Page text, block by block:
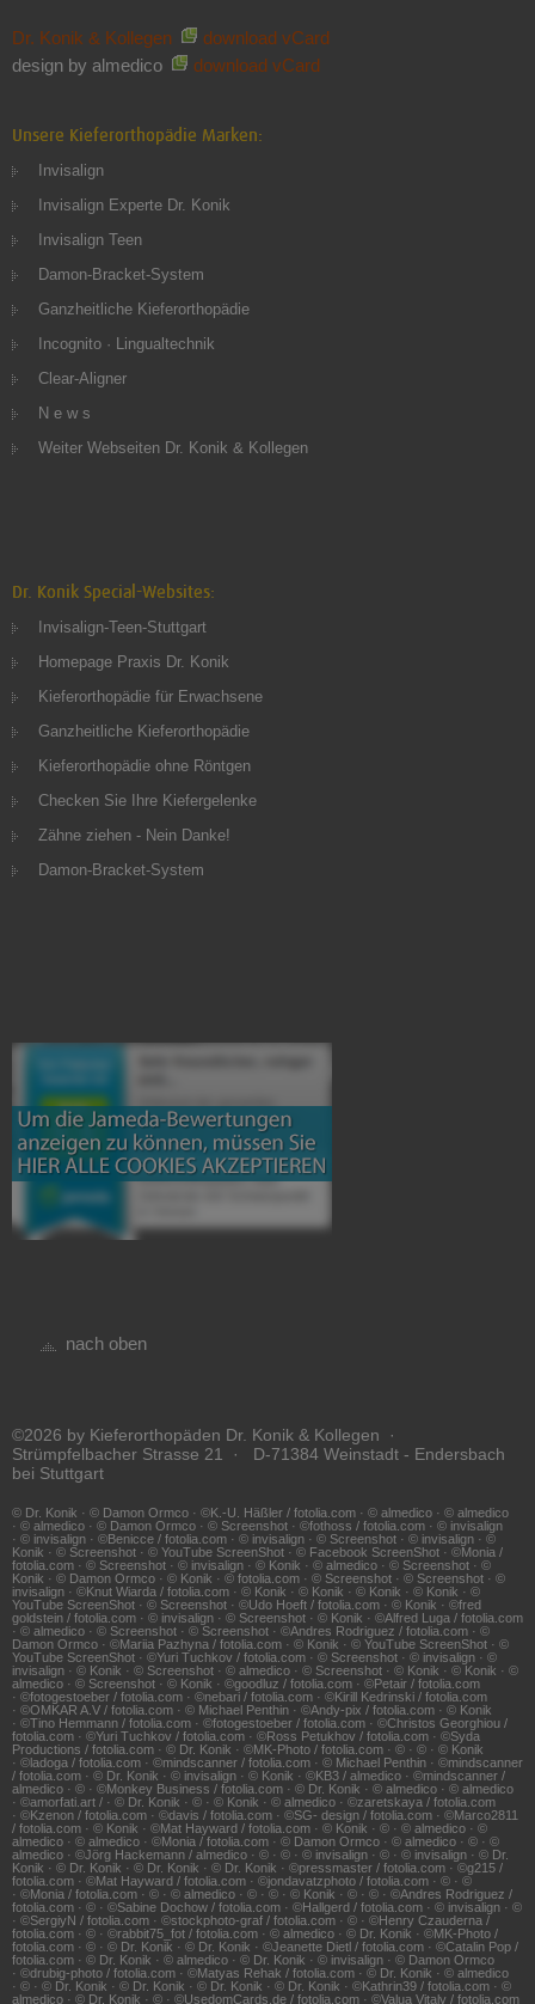
Dr. Konik & Kollegen
download vCard
design by almedico
download vCard
Unsere Kieferorthopädie Marken:
Invisalign
Invisalign Experte Dr. Konik
Invisalign Teen
Damon-Bracket-System
Ganzheitliche Kieferorthopädie
Incognito · Lingualtechnik
Clear-Aligner
N e w s
Weiter Webseiten Dr. Konik & Kollegen
Dr. Konik Special-Websites:
Invisalign-Teen-Stuttgart
Homepage Praxis Dr. Konik
Kieferorthopädie für Erwachsene
Ganzheitliche Kieferorthopädie
Kieferorthopädie ohne Röntgen
Checken Sie Ihre Kiefergelenke
Zähne ziehen - Nein Danke!
Damon-Bracket-System
nach oben
©2026 by Kieferorthopäden Dr. Konik & Kollegen ·
Strümpfelbacher Strasse 21 · D-71384 Weinstadt - Endersbach
bei Stuttgart
© Dr. Konik · © Damon Ormco · ©K.-U. Häßler / fotolia.com · © almedico · © almedico
· © almedico · © Damon Ormco · © Screenshot · ©fothoss / fotolia.com · © invisalign
· © invisalign · ©Benicce / fotolia.com · © invisalign · © Screenshot · © invisalign · ©
Konik · © Screenshot · © YouTube ScreenShot · © Facebook ScreenShot · ©Monia /
fotolia.com · © Screenshot · © invisalign · © Konik · © almedico · © Screenshot · ©
Konik · © Damon Ormco · © Konik · © fotolia.com · © Screenshot · © Screenshot · ©
invisalign · ©Knut Wiarda / fotolia.com · © Konik · © Konik · © Konik · © Konik · ©
YouTube ScreenShot · © Screenshot · ©Udo Hoeft / fotolia.com · © Konik · ©fred
goldstein / fotolia.com · © invisalign · © Screenshot · © Konik · ©Alfred Luga / fotolia.com
· © almedico · © Screenshot · © Screenshot · ©Andres Rodriguez / fotolia.com · ©
Damon Ormco · ©Mariia Pazhyna / fotolia.com · © Konik · © YouTube ScreenShot · ©
YouTube ScreenShot · ©Yuri Tuchkov / fotolia.com · © Screenshot · © invisalign · ©
invisalign · © Konik · © Screenshot · © almedico · © Screenshot · © Konik · © Konik · ©
almedico · © Screenshot · © Konik · ©goodluz / fotolia.com · ©Petair / fotolia.com
· ©fotogestoeber / fotolia.com · ©nebari / fotolia.com · ©Kirill Kedrinski / fotolia.com
· ©OMKAR A.V / fotolia.com · © Michael Penthin · ©Andy-pix / fotolia.com · © Konik
· ©Tino Hemmann / fotolia.com · ©fotogestoeber / fotolia.com · ©Christos Georghiou /
fotolia.com · ©Yuri Tuchkov / fotolia.com · ©Ross Petukhov / fotolia.com · ©Syda
Productions / fotolia.com · © Dr. Konik · ©MK-Photo / fotolia.com · © · © · © Konik
· ©ladoga / fotolia.com · ©mindscanner / fotolia.com · © Michael Penthin · ©mindscanner
/ fotolia.com · © Dr. Konik · © invisalign · © Konik · ©KB3 / almedico · ©mindscanner /
almedico · © · ©Monkey Business / fotolia.com · © Dr. Konik · © almedico · © almedico
· ©amorfati.art / · © Dr. Konik · © · © Konik · © almedico · ©zaretskaya / fotolia.com
· ©Kzenon / fotolia.com · ©davis / fotolia.com · ©SG- design / fotolia.com · ©Marco2811
/ fotolia.com · © Konik · ©Mat Hayward / fotolia.com · © Konik · © · © almedico · ©
almedico · © almedico · ©Monia / fotolia.com · © Damon Ormco · © almedico · © · ©
almedico · ©Jörg Hackemann / almedico · © · © · © invisalign · © · © invisalign · © Dr.
Konik · © Dr. Konik · © Dr. Konik · © Dr. Konik · ©pressmaster / fotolia.com · ©g215 /
fotolia.com · ©Mat Hayward / fotolia.com · ©jondavatzphoto / fotolia.com · © · ©
· ©Monia / fotolia.com · © · © almedico · © · © · © Konik · © · © · ©Andres Rodriguez /
fotolia.com · © · ©Sabine Dochow / fotolia.com · ©Hallgerd / fotolia.com · © invisalign · ©
· ©SergiyN / fotolia.com · ©stockphoto-graf / fotolia.com · © · ©Henry Czauderna /
fotolia.com · © · ©rabbit75_fot / fotolia.com · © almedico · © Dr. Konik · ©MK-Photo /
fotolia.com · © · © Dr. Konik · © Dr. Konik · ©Jeanette Dietl / fotolia.com · ©Catalin Pop /
fotolia.com · © Dr. Konik · © almedico · © Dr. Konik · © invisalign · © Damon Ormco
· ©drubig-photo / fotolia.com · ©Matyas Rehak / fotolia.com · © Dr. Konik · © almedico
· © · © Dr. Konik · © Dr. Konik · © Dr. Konik · © Dr. Konik · ©Kathrin39 / fotolia.com · ©
almedico · © Dr. Konik · © · ©UsedomCards.de / fotolia.com · ©Valua Vitaly / fotolia.com